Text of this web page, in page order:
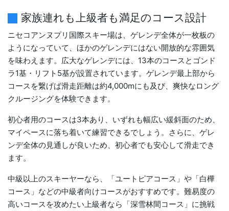
家族連れも上級者も満足のコース設計
ニセコアンヌプリ国際スキー場は、ゲレンデ全体が一枚板の
ようになっていて、ほかのゲレンデにはない開放的な雰囲気
を味わえます。広大なゲレンデには、13本のコースとゴンド
ラ1基・リフト5基が設置されています。ゲレンデ最上部から
コースを繋げば滑走距離は約4,000mにも及び、爽快なロング
クルージングを体験できます。
​​初心者用のコースは3本あり、いずれも幅広い緩斜面のため、
マイペースに落ち着いて練習できるでしょう。さらに、ゲレ
ンデ全体の見通しが良いため、初心者でも安心して滑走でき
ます。
中級以上のスキーヤーなら、「ユートピアコース」や「白樺
コース」などの中級者向けコースがおすすめです。難易度の
高いコースを攻めたい上級者なら「深雪林間コース」に挑戦